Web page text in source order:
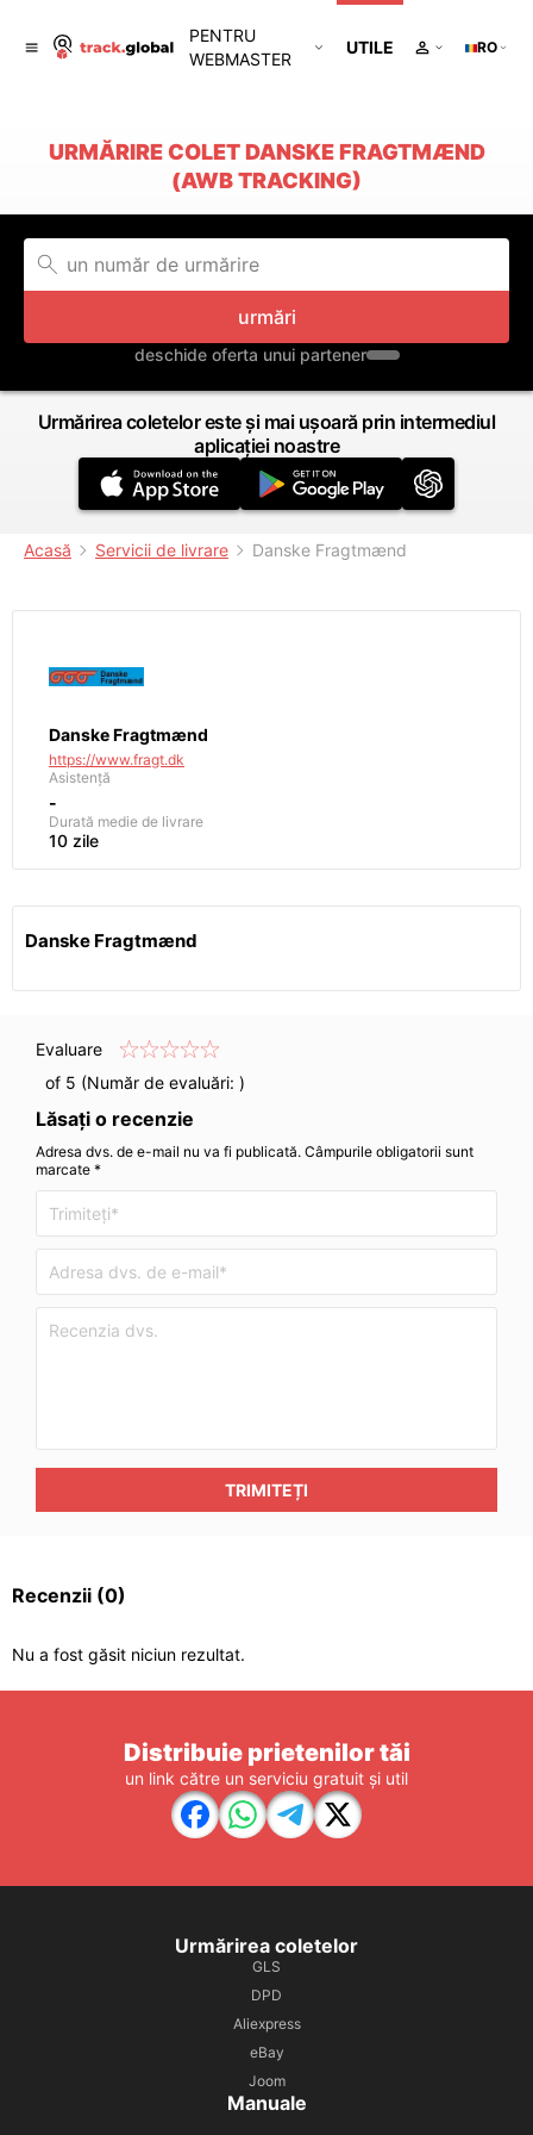
PENTRU
WEBMASTER
UTILE RO
URMĂRIRE COLET DANSKE FRAGTMÆND
(AWB TRACKING)
urmări
deschide oferta unui partener
Urmărirea coletelor este și mai ușoară prin intermediul
aplicației noastre
Acasă Servicii de livrare Danske Fragtmænd
Danske Fragtmænd
https://www.fragt.dk
Asistență
-
Durată medie de livrare
10 zile
Danske Fragtmænd
Evaluare
of 5 (Număr de evaluări: )
Lăsați o recenzie
Adresa dvs. de e-mail nu va fi publicată. Câmpurile obligatorii sunt
marcate *
TRIMITEȚI
Recenzii (0)
Nu a fost găsit niciun rezultat.
Distribuie prietenilor tăi
un link către un serviciu gratuit și util
Urmărirea coletelor
GLS
DPD
Aliexpress
eBay
Joom
Manuale